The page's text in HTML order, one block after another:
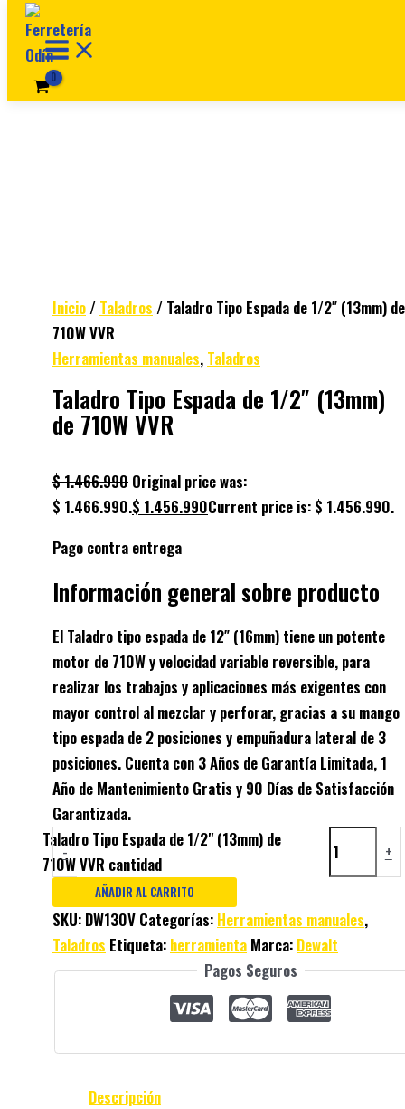
Ir al contenido
Inicio/ Taladros / Taladro Tipo Espada de 1/2″ (13mm) de
710W VVR
Herramientas manuales, Taladros
Taladro Tipo Espada de 1/2″ (13mm)
de 710W VVR
$1.466.990 Original price was:
$ 1.466.990.$ 1.456.990Current price is: $ 1.456.990.
Pago contra entrega
Información general sobre producto
El Taladro tipo espada de 12″ (16mm) tiene un potente
motor de 710W y velocidad variable reversible, para
realizar los trabajos y aplicaciones más exigentes con
mayor control al mezclar y perforar, gracias a su mango
tipo espada de 2 posiciones y empuñadura lateral de 3
posiciones. Cuenta con 3 Años de Garantía Limitada, 1
Año de Mantenimiento Gratis y 90 Días de Satisfacción
Garantizada.
-
Taladro Tipo Espada de 1/2" (13mm) de
710W VVR cantidad
+
AÑADIR AL CARRITO
SKU: DW130V Categorías: Herramientas manuales,
Taladros Etiqueta: herramienta Marca: Dewalt
Pagos Seguros
Descripción